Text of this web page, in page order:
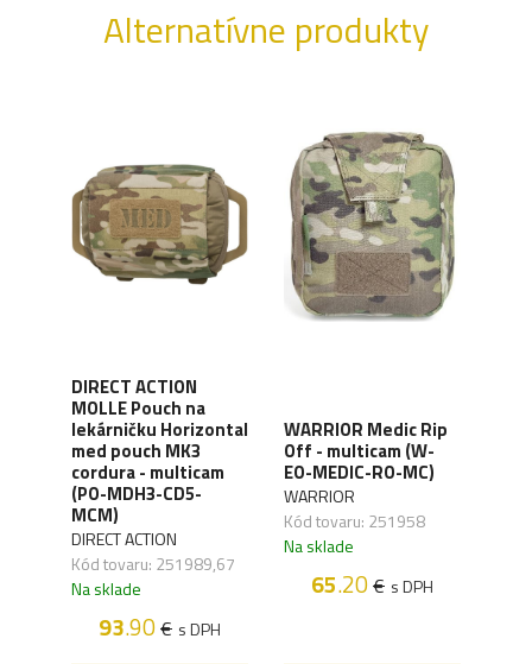
Alternatívne produkty
DIRECT ACTION
MOLLE Pouch na
lekárničku Horizontal
med pouch MK3
cordura - multicam
(PO-MDH3-CD5-
MCM)
DIRECT ACTION
Kód tovaru: 251989,67
Na sklade
93.90€ s DPH
WARRIOR Medic Rip
Off - multicam (W-
EO-MEDIC-RO-MC)
WARRIOR
Kód tovaru: 251958
Na sklade
65.20€ s DPH